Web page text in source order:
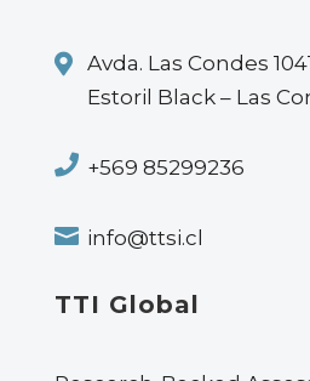

Avda. Las Condes
Estoril Black – Las
 +569 85299236
 info@ttsi.cl
TTI Global